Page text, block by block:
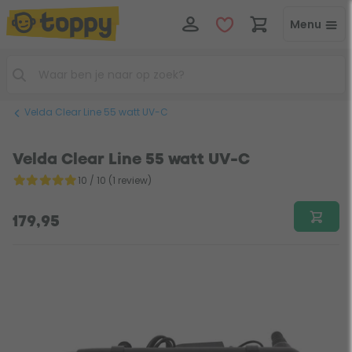
Menu
Velda Clear Line 55 watt UV-C
Velda Clear Line 55 watt UV-C
10 / 10 (1 review)
179,95